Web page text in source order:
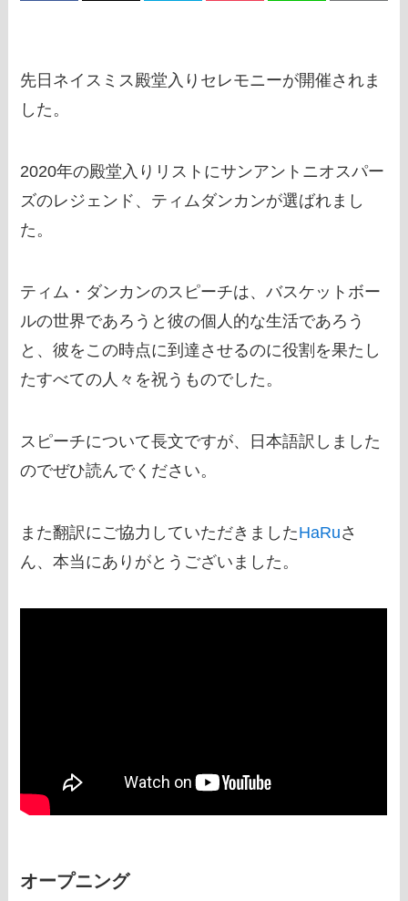
先日ネイスミス殿堂入りセレモニーが開催されま
した。
2020年の殿堂入りリストにサンアントニオスパー
ズのレジェンド、ティムダンカンが選ばれまし
た。
ティム・ダンカンのスピーチは、バスケットボー
ルの世界であろうと彼の個人的な生活であろう
と、彼をこの時点に到達させるのに役割を果たし
たすべての人々を祝うものでした。
スピーチについて長文ですが、日本語訳しました
のでぜひ読んでください。
また翻訳にご協力していただきましたHaRuさ
ん、本当にありがとうございました。
オープニング